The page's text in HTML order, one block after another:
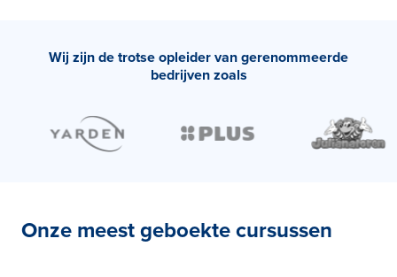
Wij zijn de trotse opleider van gerenommeerde
bedrijven zoals
Onze meest geboekte cursussen